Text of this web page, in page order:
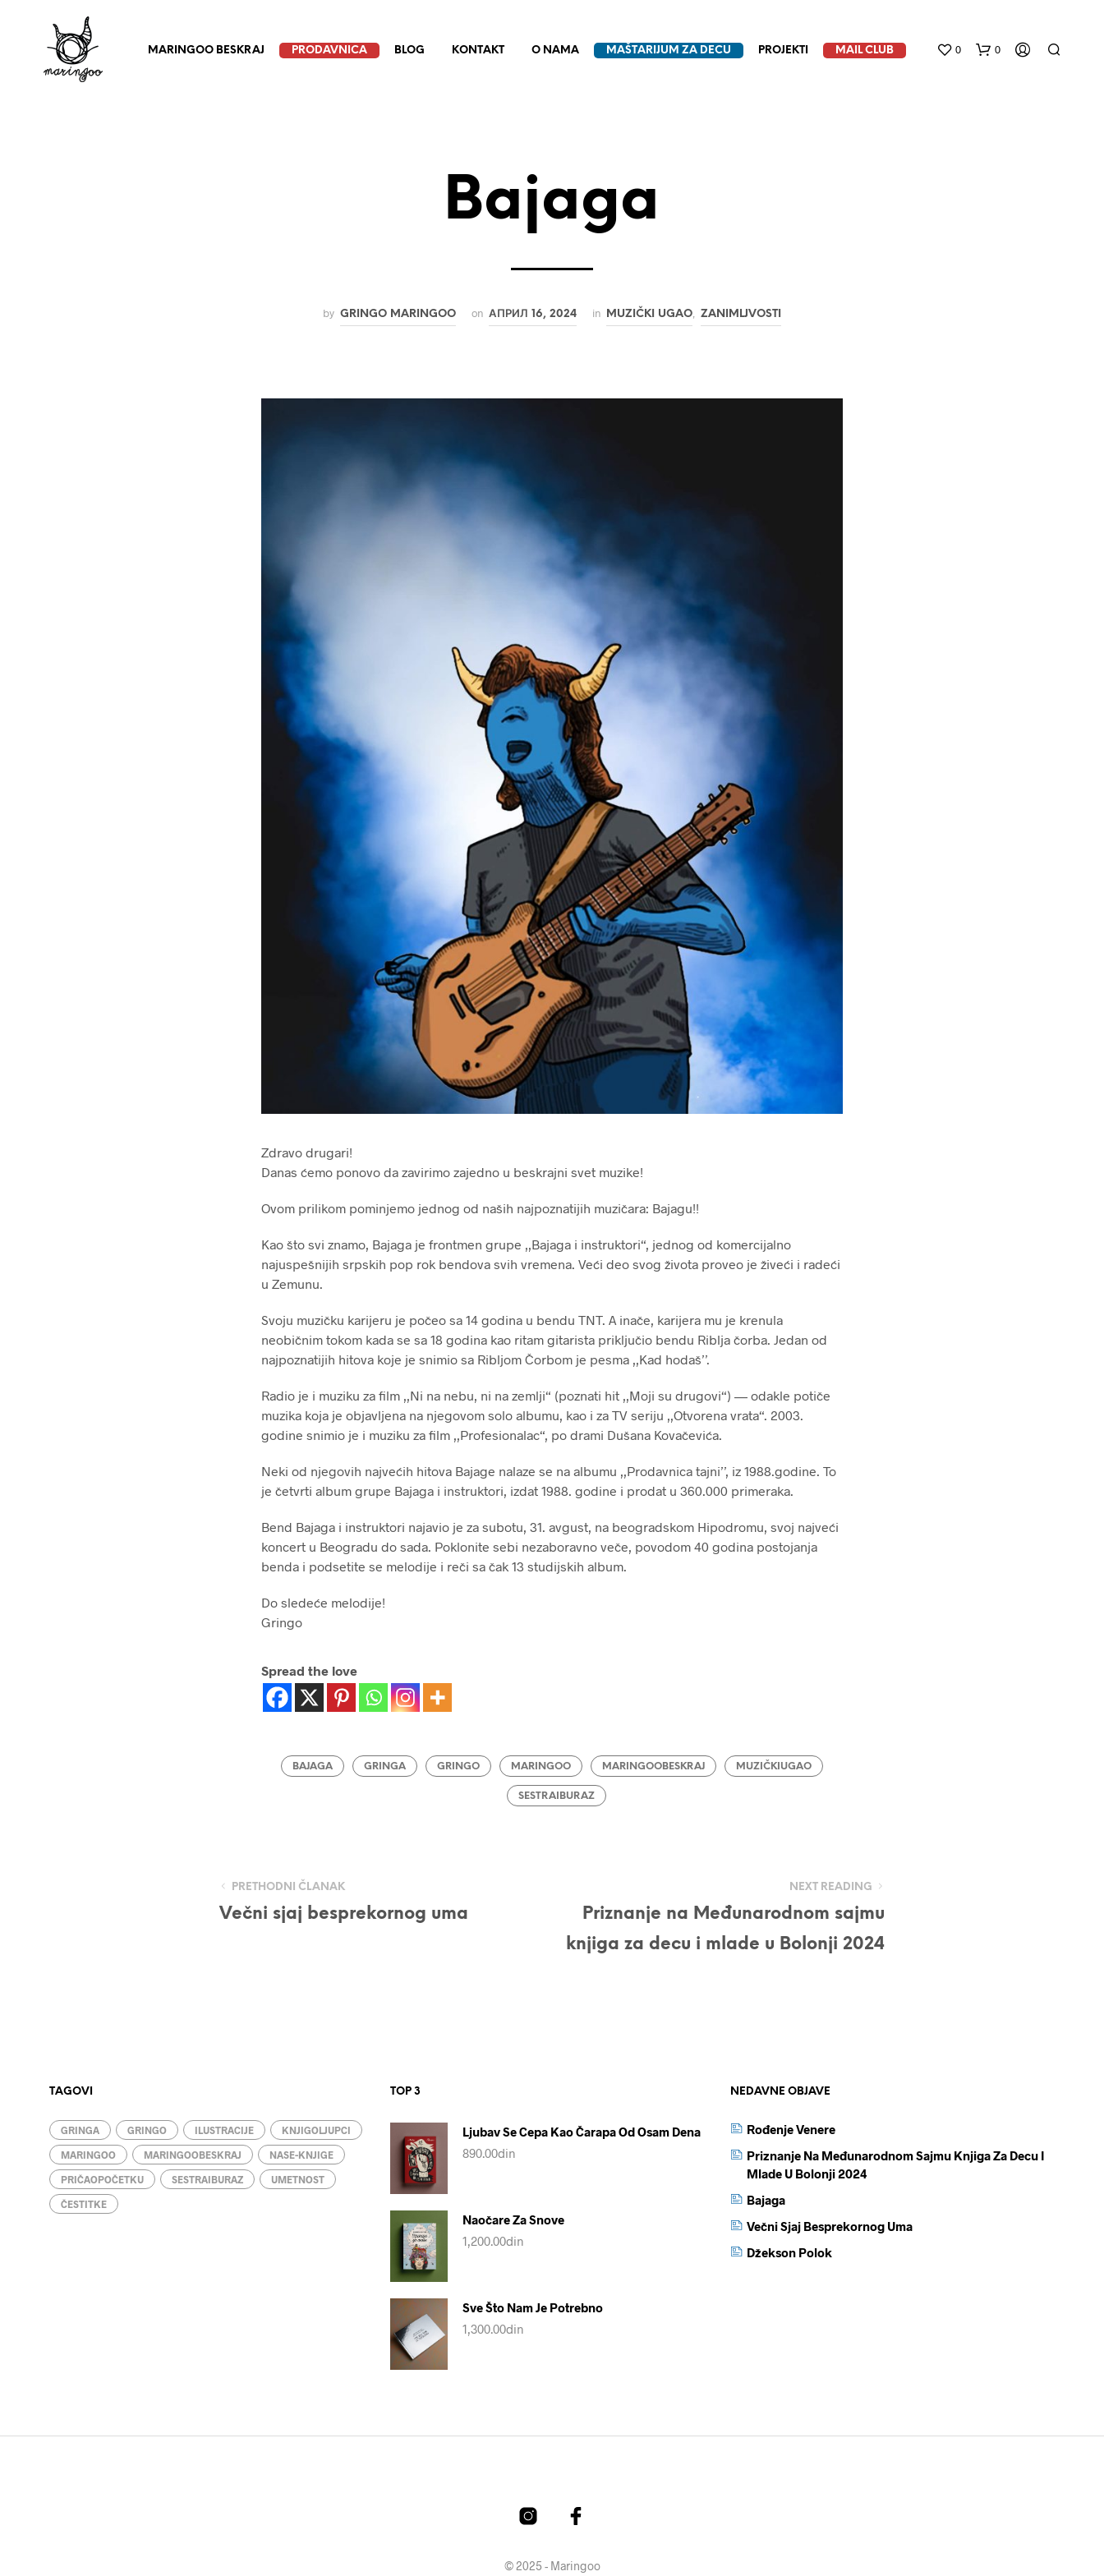
MARINGOO BESKRAJ PRODAVNICA BLOG KONTAKT O NAMA MAŠTARIJUM ZA DECU PROJEKTI MAIL CLUB 0 0
Bajaga
by GRINGO MARINGOO on АПРИЛ 16, 2024 in MUZIČKI UGAO, ZANIMLJVOSTI
Zdravo drugari!
Danas ćemo ponovo da zavirimo zajedno u beskrajni svet muzike!
Ovom prilikom pominjemo jednog od naših najpoznatijih muzičara: Bajagu!!
Kao što svi znamo, Bajaga je frontmen grupe ,,Bajaga i instruktori“, jednog od komercijalno
najuspešnijih srpskih pop rok bendova svih vremena. Veći deo svog života proveo je živeći i radeći
u Zemunu.
Svoju muzičku karijeru je počeo sa 14 godina u bendu TNT. A inače, karijera mu je krenula
neobičnim tokom kada se sa 18 godina kao ritam gitarista priključio bendu Riblja čorba. Jedan od
najpoznatijih hitova koje je snimio sa Ribljom Čorbom je pesma ,,Kad hodaš’’.
Radio je i muziku za film ,,Ni na nebu, ni na zemlji“ (poznati hit ,,Moji su drugovi“) — odakle potiče
muzika koja je objavljena na njegovom solo albumu, kao i za TV seriju ,,Otvorena vrata“. 2003.
godine snimio je i muziku za film ,,Profesionalac“, po drami Dušana Kovačevića.
Neki od njegovih najvećih hitova Bajage nalaze se na albumu ,,Prodavnica tajni’’, iz 1988.godine. To
je četvrti album grupe Bajaga i instruktori, izdat 1988. godine i prodat u 360.000 primeraka.
Bend Bajaga i instruktori najavio je za subotu, 31. avgust, na beogradskom Hipodromu, svoj najveći
koncert u Beogradu do sada. Poklonite sebi nezaboravno veče, povodom 40 godina postojanja
benda i podsetite se melodije i reči sa čak 13 studijskih album.
Do sledeće melodije!
Gringo
Spread the love
BAJAGA GRINGA GRINGO MARINGOO MARINGOOBESKRAJ MUZIČKIUGAO
SESTRAIBURAZ
PRETHODNI ČLANAK
Večni sjaj besprekornog uma
NEXT READING
Priznanje na Međunarodnom sajmu
knjiga za decu i mlade u Bolonji 2024
TAGOVI
GRINGA GRINGO ILUSTRACIJE KNJIGOLJUPCI
MARINGOO MARINGOOBESKRAJ NASE-KNJIGE
PRIČAOPOČETKU SESTRAIBURAZ UMETNOST
ČESTITKE
TOP 3
Ljubav Se Cepa Kao Čarapa Od Osam Dena
890.00din
Naočare Za Snove
1,200.00din
Sve Što Nam Je Potrebno
1,300.00din
NEDAVNE OBJAVE
Rođenje Venere
Priznanje Na Međunarodnom Sajmu Knjiga Za Decu I
Mlade U Bolonji 2024
Bajaga
Večni Sjaj Besprekornog Uma
Džekson Polok
© 2025 - Maringoo